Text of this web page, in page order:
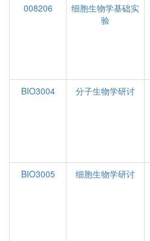
008206
细胞生物学基础实
验
BIO3004
分子生物学研讨
BIO3005
细胞生物学研讨